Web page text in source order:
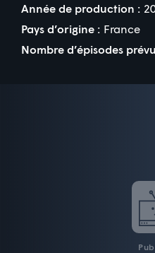
Année de production :
Pays d’origine : France
Nombre d’épisodes